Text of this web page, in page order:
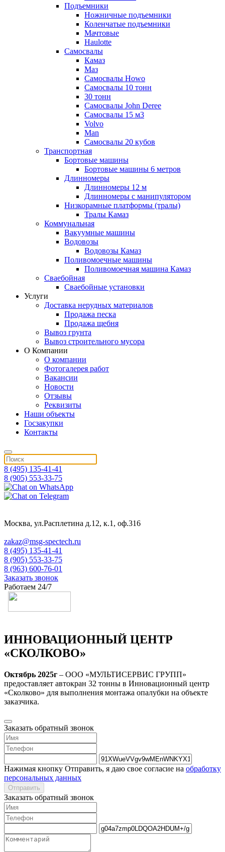
Подъемники
Ножничные подъемники
Коленчатые подъемники
Мачтовые
Haulotte
Самосвалы
Камаз
Маз
Самосвалы Howo
Самосвалы 10 тонн
30 тонн
Самосвалы John Deree
Самосвалы 15 м3
Volvo
Man
Самосвалы 20 кубов
Транспортная
Бортовые машины
Бортовые машины 6 метров
Длинномеры
Длинномеры 12 м
Длинномеры с манипулятором
Низкорамные платформы (тралы)
Тралы Камаз
Коммунальная
Вакуумные машины
Водовозы
Водовозы Камаз
Поливомоечные машины
Поливомоечная машина Камаз
Сваебойная
Сваебойные установки
Услуги
Доставка нерудных материалов
Продажа песка
Продажа щебня
Вывоз грунта
Вывоз строительного мусора
О Компании
О компании
Фотогалерея работ
Вакансии
Новости
Отзывы
Реквизиты
Наши объекты
Госзакупки
Контакты
8 (495) 135-41-41
8 (905) 553-33-75
Москва, ул.Расплетина д.12, к.1, оф.316
zakaz@msg-spectech.ru
8 (495) 135-41-41
8 (905) 553-33-75
8 (963) 600-76-01
Заказать звонок
Работаем 24/7
ИННОВАЦИОННЫЙ ЦЕНТР
«СКОЛКОВО»
Октябрь 2025г – ООО «МУЛЬТИСЕРВИС ГРУПП»
предоставляет автокран 32 тонны в Инновационный центр
«Сколково» для выполнения монтажа опалубки на объекте
заказчика.
Заказать обратный звонок
Нажимая кнопку Отправить, я даю свое согласие на обработку
персональных данных
Отправить
Заказать обратный звонок